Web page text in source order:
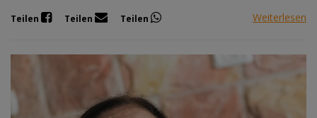
Teilen Teilen Teilen Weiterlesen